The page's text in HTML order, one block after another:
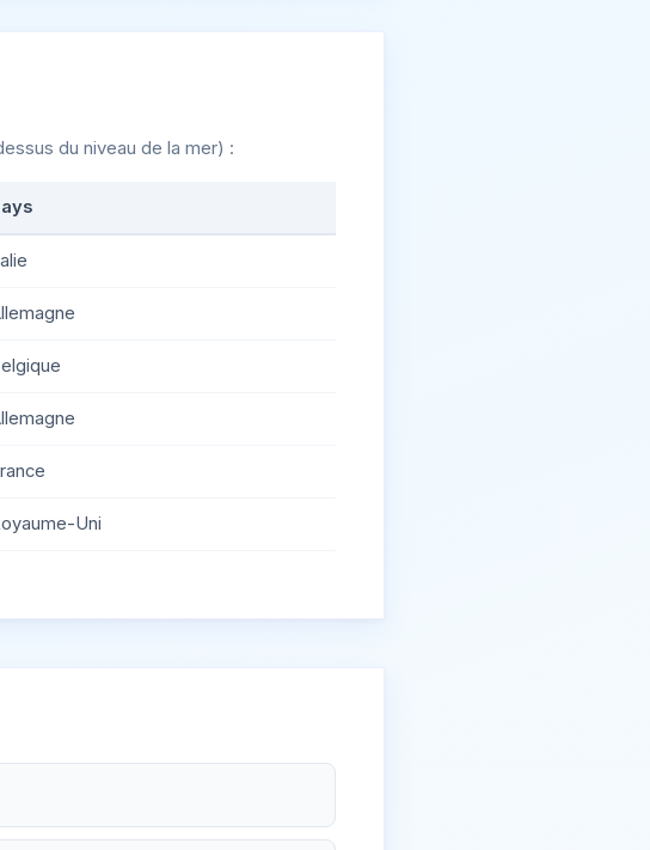
du niveau de la mer) :
Uni